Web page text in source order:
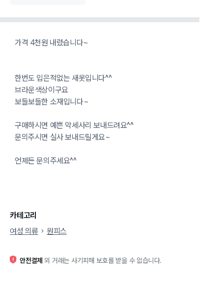
가격 4천원 내렸습니다~
한번도 입은적없는 새옷입니다^^
브라운색상이구요
보들보들한 소재입니다~
구매하시면 예쁜 악세사리 보내드려요^^
문의주시면 실사 보내드릴게요~
언제든 문의주세요^^
카테고리
여성 의류
원피스
안전결제 외 거래는 사기피해 보호를 받을 수 없습니다.